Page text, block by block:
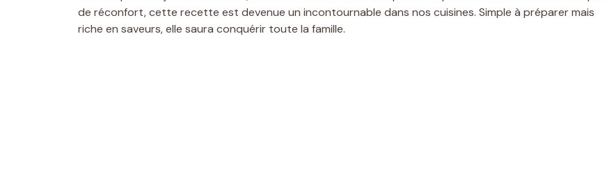
de réconfort, cette recette est devenue un incontournable dans nos cuisines. Simple à préparer mais
riche en saveurs, elle saura conquérir toute la famille.